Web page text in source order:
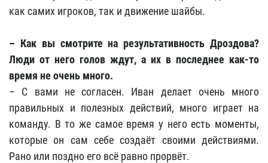
как самих игроков, так и движение шайбы.
– Как вы смотрите на результативность Дроздова?
Люди от него голов ждут, а их в последнее как-то
время не очень много.
– С вами не согласен. Иван делает очень много
правильных и полезных действий, много играет на
команду. В то же самое время у него есть моменты,
которые он сам себе создаёт своими действиями.
Рано или поздно его всё равно прорвёт.